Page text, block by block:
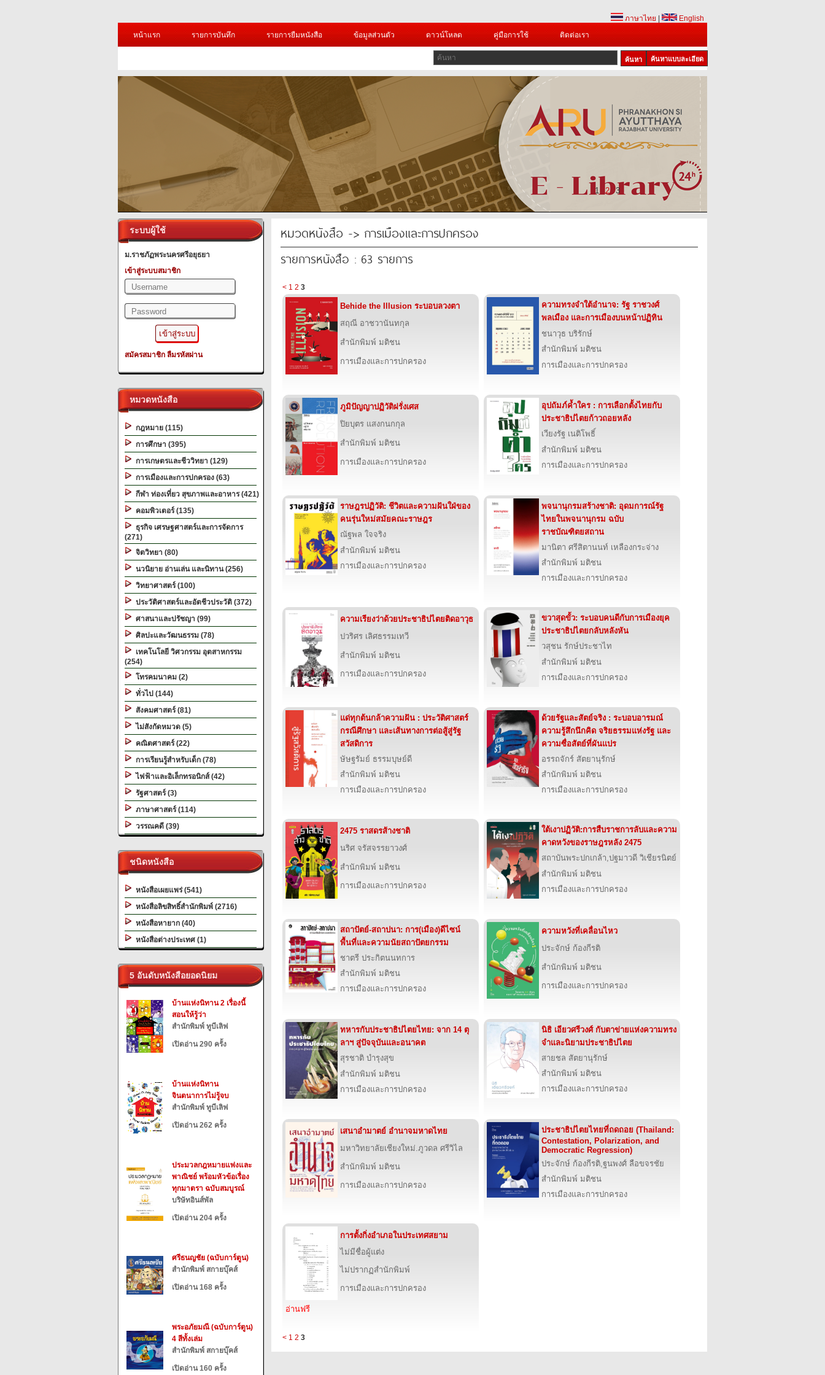
ภาษาไทย
English
หน้าแรก
รายการบันทึก รายการยืมหนังสือ ข้อมูลส่วนตัว ดาวน์โหลด คู่มือการใช้ ติดต่อเรา
ค้นหาแบบละเอียด
1 2 3
ระบบผู้ใช้
ม.ราชภัฏพระนครศรีอยุธยา
เข้าสู่ระบบสมาชิก
สมัครสมาชิก ลืมรหัสผ่าน
หมวดหนังสือ
กฎหมาย (115)
การศึกษา (395)
การเกษตรและชีววิทยา (129)
การเมืองและการปกครอง (63)
กีฬา ท่องเที่ยว สุขภาพและอาหาร (421)
คอมพิวเตอร์ (135)
ธุรกิจ เศรษฐศาสตร์และการจัดการ
(271)
จิตวิทยา (80)
นวนิยาย อ่านเล่น และนิทาน (256)
วิทยาศาสตร์ (100)
ประวัติศาสตร์และอัตชีวประวัติ (372)
ศาสนาและปรัชญา (99)
ศิลปะและวัฒนธรรม (78)
เทคโนโลยี วิศวกรรม อุตสาหกรรม
(254)
โทรคมนาคม (2)
ทั่วไป (144)
สังคมศาสตร์ (81)
ไม่สังกัดหมวด (5)
คณิตศาสตร์ (22)
การเรียนรู้สำหรับเด็ก (78)
ไฟฟ้าและอิเล็กทรอนิกส์ (42)
รัฐศาสตร์ (3)
ภาษาศาสตร์ (114)
วรรณคดี (39)
ชนิดหนังสือ
หนังสือเผยแพร่ (541)
หนังสือลิขสิทธิ์สำนักพิมพ์ (2716)
หนังสือหายาก (40)
หนังสือต่างประเทศ (1)
5 อันดับหนังสือยอดนิยม
บ้านแห่งนิทาน 2 เรื่องนี้
สอนให้รู้ว่า
สำนักพิมพ์ ทูบีเลิฟ
เปิดอ่าน 290 ครั้ง
บ้านแห่งนิทาน
จินตนาการไม่รู้จบ
สำนักพิมพ์ ทูบีเลิฟ
เปิดอ่าน 262 ครั้ง
ประมวลกฎหมายแพ่งและ
พาณิชย์ พร้อมหัวข้อเรื่อง
ทุกมาตรา ฉบับสมบูรณ์
บริษัทอินส์พัล
เปิดอ่าน 204 ครั้ง
ศรีธนญชัย (ฉบับการ์ตูน)
สำนักพิมพ์ สกายบุ๊คส์
เปิดอ่าน 168 ครั้ง
พระอภัยมณี (ฉบับการ์ตูน)
4 สีทั้งเล่ม
สำนักพิมพ์ สกายบุ๊คส์
เปิดอ่าน 160 ครั้ง
หมวดหนังสือ -> การเมืองและการปกครอง
รายการหนังสือ : 63 รายการ
< 1 2 3
Behide the Illusion ระบอบลวงตา
สฤณี อาชวานันทกุล
สำนักพิมพ์ มติชน
การเมืองและการปกครอง
ความทรงจำใต้อำนาจ: รัฐ ราชวงศ์
พลเมือง และการเมืองบนหน้าปฏิทิน
ชนาวุธ บริรักษ์
สำนักพิมพ์ มติชน
การเมืองและการปกครอง
ภูมิปัญญาปฏิวัติฝรั่งเศส
ปิยบุตร แสงกนกกุล
สำนักพิมพ์ มติชน
การเมืองและการปกครอง
อุปถัมภ์ค้ำใคร : การเลือกตั้งไทยกับ
ประชาธิปไตยก้าวถอยหลัง
เวียงรัฐ เนติโพธิ์
สำนักพิมพ์ มติชน
การเมืองและการปกครอง
ราษฎรปฏิวัติ: ชีวิตและความฝันใฝ่ของ
คนรุ่นใหม่สมัยคณะราษฎร
ณัฐพล ใจจริง
สำนักพิมพ์ มติชน
การเมืองและการปกครอง
พจนานุกรมสร้างชาติ: อุดมการณ์รัฐ
ไทยในพจนานุกรม ฉบับ
ราชบัณฑิตยสถาน
มานิตา ศรีสิตานนท์ เหลืองกระจ่าง
สำนักพิมพ์ มติชน
การเมืองและการปกครอง
ความเรียงว่าด้วยประชาธิปไตยติดอาวุธ
ปวริศร เลิศธรรมเทวี
สำนักพิมพ์ มติชน
การเมืองและการปกครอง
ขวาสุดขั้ว: ระบอบคนดีกับการเมืองยุค
ประชาธิปไตยกลับหลังหัน
วสุชน รักษ์ประชาไท
สำนักพิมพ์ มติชน
การเมืองและการปกครอง
แด่ทุกต้นกล้าความฝัน : ประวัติศาสตร์
กรณีศึกษา และเส้นทางการต่อสู้สู่รัฐ
สวัสดิการ
ษัษฐรัมย์ ธรรมบุษย์ดี
สำนักพิมพ์ มติชน
การเมืองและการปกครอง
ด้วยรัฐและสัตย์จริง : ระบอบอารมณ์
ความรู้สึกนึกคิด จริยธรรมแห่งรัฐ และ
ความซื่อสัตย์ที่ผันแปร
อรรถจักร์ สัตยานุรักษ์
สำนักพิมพ์ มติชน
การเมืองและการปกครอง
2475 ราสดรส้างชาติ
นริศ จรัสจรรยาวงศ์
สำนักพิมพ์ มติชน
การเมืองและการปกครอง
ใต้เงาปฏิวัติ:การสืบราชการลับและความ
คาดหวังของราษฎรหลัง 2475
สถาบันพระปกเกล้า,ปฐมาวดี วิเชียรนิตย์
สำนักพิมพ์ มติชน
การเมืองและการปกครอง
สถาปัตย์-สถาปนา: การ(เมือง)ดีไซน์
พื้นที่และความนัยสถาปัตยกรรม
ชาตรี ประกิตนนทการ
สำนักพิมพ์ มติชน
การเมืองและการปกครอง
ความหวังที่เคลื่อนไหว
ประจักษ์ ก้องกีรติ
สำนักพิมพ์ มติชน
การเมืองและการปกครอง
ทหารกับประชาธิปไตยไทย: จาก 14 ตุ
ลาฯ สู่ปัจจุบันและอนาคต
สุรชาติ บำรุงสุข
สำนักพิมพ์ มติชน
การเมืองและการปกครอง
นิธิ เอียวศรีวงศ์ กับตาข่ายแห่งความทรง
จำและนิยามประชาธิปไตย
สายชล สัตยานุรักษ์
สำนักพิมพ์ มติชน
การเมืองและการปกครอง
เสนาอำมาตย์ อำนาจมหาดไทย
มหาวิทยาลัยเชียงใหม่.ภูวดล ศรีวิไล
สำนักพิมพ์ มติชน
การเมืองและการปกครอง
ประชาธิปไตยไทยที่ถดถอย (Thailand:
Contestation, Polarization, and
Democratic Regression)
ประจักษ์ ก้องกีรติ,ฐนพงศ์ ลือขจรชัย
สำนักพิมพ์ มติชน
การเมืองและการปกครอง
การตั้งกิ่งอำเภอในประเทศสยาม
ไม่มีชื่อผู้แต่ง
ไม่ปรากฏสำนักพิมพ์
การเมืองและการปกครอง
อ่านฟรี
< 1 2 3